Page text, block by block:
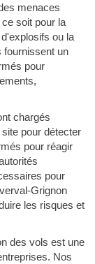
menaces
soit pour la
ou la
fournissent un
pour
chargés
pour détecter
pour réagir
pour
Grignon
les risques et
des vols est une
Nos